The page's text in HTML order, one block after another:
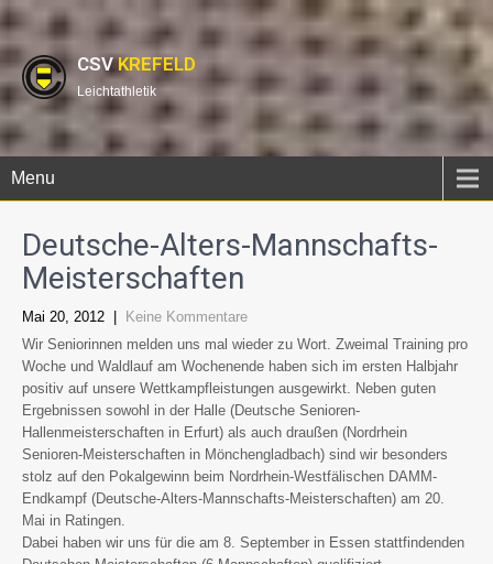
CSVKREFELD
Leichtathletik
Menu
Deutsche-Alters-Mannschafts-
Meisterschaften
Mai 20, 2012
Keine Kommentare
Wir Seniorinnen melden uns mal wieder zu Wort. Zweimal Training pro
Woche und Waldlauf am Wochenende haben sich im ersten Halbjahr
positiv auf unsere Wettkampfleistungen ausgewirkt. Neben guten
Ergebnissen sowohl in der Halle (Deutsche Senioren-
Hallenmeisterschaften in Erfurt) als auch draußen (Nordrhein
Senioren-Meisterschaften in Mönchengladbach) sind wir besonders
stolz auf den Pokalgewinn beim Nordrhein-Westfälischen DAMM-
Endkampf (Deutsche-Alters-Mannschafts-Meisterschaften) am 20.
Mai in Ratingen.
Dabei haben wir uns für die am 8. September in Essen stattfindenden